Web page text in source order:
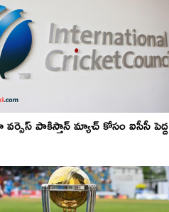
పాకిస్తాన్ మ్యాచ్ కోసం ఐసీసీ పెద్ద